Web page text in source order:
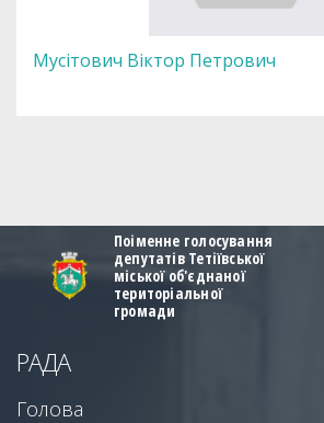
Мусітович Віктор Петрович
Поіменне голосування
депутатів Тетіївської
міської об'єднаної
територіальної
громади
РАДА
Голова